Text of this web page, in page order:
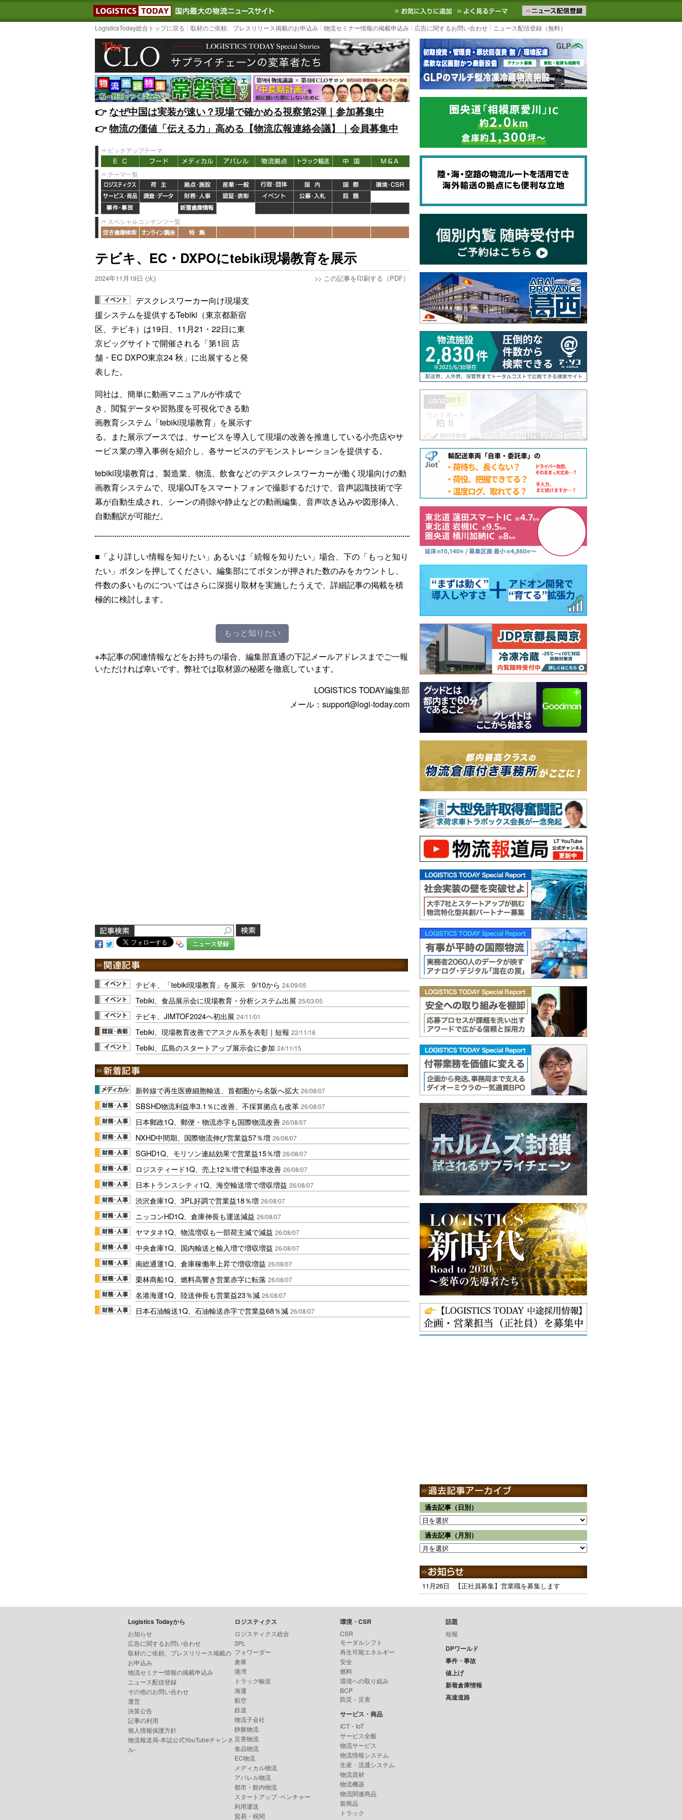
LOGISTICS TODAY｜国内最大の物流ニュースサイト3PL, SCMなど国内外の最新の物流ニュースをお届けします。物流ニュースメール配信を登録す
お気に入りに追加 よく見るテーマ
LogisticsToday総合トップに戻る 取材のご依頼、プレスリリース掲載のお申込み 物流セミナー情報の掲載申込み 広告に関するお問い合わせ ニュース配信登録（無料）
👉️なぜ中国は実装が速い？現場で確かめる視察第2弾｜参加募集中
👉️物流の価値「伝える力」高める【物流広報連絡会議】｜会員募集中
ピックアップテーマ
テーマ一覧
スペシャルコンテンツ一覧
テビキ、EC・DXPOにtebiki現場教育を展示
2024年11月19日 (火) >> この記事を印刷する（PDF）
デスクレスワーカー向け現場支
援システムを提供するTebiki（東京都新宿
区、テビキ）は19日、11月21・22日に東
京ビッグサイトで開催される「第1回 店
舗・EC DXPO東京24 秋」に出展すると発
表した。
同社は、簡単に動画マニュアルが作成で
き、閲覧データや習熟度を可視化できる動
画教育システム「tebiki現場教育」を展示す
る。また展示ブースでは、サービスを導入して現場の改善を推進している小売店やサ
ービス業の導入事例を紹介し、各サービスのデモンストレーションを提供する。
tebiki現場教育は、製造業、物流、飲食などのデスクレスワーカーが働く現場向けの動
画教育システムで、現場OJTをスマートフォンで撮影するだけで、音声認識技術で字
幕が自動生成され、シーンの削除や静止などの動画編集、音声吹き込みや図形挿入、
自動翻訳が可能だ。
■「より詳しい情報を知りたい」あるいは「続報を知りたい」場合、下の「もっと知り
たい」ボタンを押してください。編集部にてボタンが押された数のみをカウントし、
件数の多いものについてはさらに深掘り取材を実施したうえで、詳細記事の掲載を積
極的に検討します。
もっと知りたい
※本記事の関連情報などをお持ちの場合、編集部直通の下記メールアドレスまでご一報
いただければ幸いです。弊社では取材源の秘匿を徹底しています。
LOGISTICS TODAY編集部
メール：support@logi-today.com
ニュース登録
テビキ、「tebiki現場教育」を展示 9/10から 24/09/05
Tebiki、食品展示会に現場教育・分析システム出展 25/03/05
テビキ、JIMTOF2024へ初出展 24/11/01
Tebiki、現場教育改善でアスクル系を表彰｜短報 22/11/16
Tebiki、広島のスタートアップ展示会に参加 24/11/15
新幹線で再生医療細胞輸送、首都圏から名阪へ拡大 26/08/07
SBSHD物流利益率3.1％に改善、不採算拠点も改革 26/08/07
日本郵政1Q、郵便・物流赤字も国際物流改善 26/08/07
NXHD中間期、国際物流伸び営業益57％増 26/08/07
SGHD1Q、モリソン連結効果で営業益15％増 26/08/07
ロジスティード1Q、売上12％増で利益率改善 26/08/07
日本トランスシティ1Q、海空輸送増で増収増益 26/08/07
渋沢倉庫1Q、3PL好調で営業益18％増 26/08/07
ニッコンHD1Q、倉庫伸長も運送減益 26/08/07
ヤマタネ1Q、物流増収も一部荷主減で減益 26/08/07
中央倉庫1Q、国内輸送と輸入増で増収増益 26/08/07
南総通運1Q、倉庫稼働率上昇で増収増益 26/08/07
栗林商船1Q、燃料高響き営業赤字に転落 26/08/07
名港海運1Q、陸送伸長も営業益23％減 26/08/07
日本石油輸送1Q、石油輸送赤字で営業益68％減 26/08/07
過去記事（日別）
過去記事（月別）
11月26日 【正社員募集】営業職を募集します
Logistics Todayから
お知らせ
広告に関するお問い合わせ
取材のご依頼、プレスリリース掲載の
お申込み
物流セミナー情報の掲載申込み
ニュース配信登録
その他のお問い合わせ
運営
決算公告
記事の利用
個人情報保護方針
物流報道局-本誌公式YouTubeチャンネ
ル-
ロジスティクス
ロジスティクス総合
3PL
フォワーダー
倉庫
港湾
トラック輸送
海運
航空
鉄道
物流子会社
静脈物流
災害物流
食品物流
EC物流
メディカル物流
アパレル物流
都市・館内物流
スタートアップ･ベンチャー
利用運送
貿易・税関
環境・CSR
CSR
モーダルシフト
再生可能エネルギー
安全
燃料
環境への取り組み
BCP
防災・災害
サービス・商品
ICT・IoT
サービス全般
物流サービス
物流情報システム
生産・流通システム
物流資材
物流機器
物流関連商品
新商品
トラック
話題
短報
DPワールド
事件・事故
値上げ
新着倉庫情報
高速道路